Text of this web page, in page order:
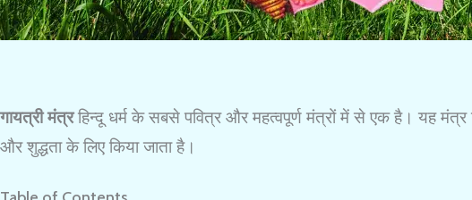
गायत्री मंत्रहिन्दू धर्म के सबसे पवित्र और महत्वपूर्ण मंत्रों में से एक है। यह मंत्र
और शुद्धता के लिए किया जाता है।